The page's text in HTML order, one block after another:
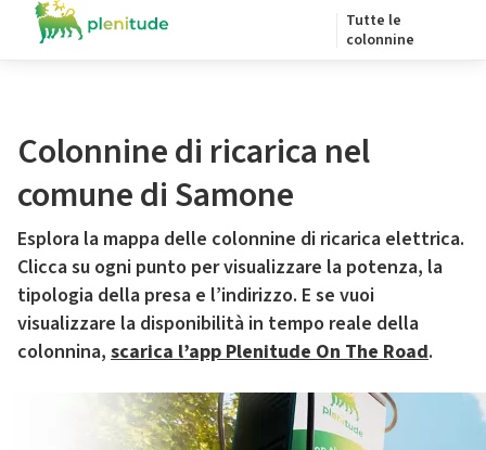
Tutte le
colonnine
Colonnine di ricarica nel
comune di Samone
Esplora la mappa delle colonnine di ricarica elettrica.
Clicca su ogni punto per visualizzare la potenza, la
tipologia della presa e l’indirizzo. E se vuoi
visualizzare la disponibilità in tempo reale della
colonnina, scarica l’app Plenitude On The Road.